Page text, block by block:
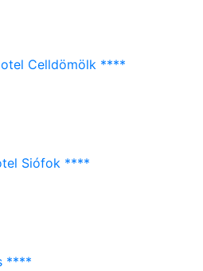
Celldömölk ****
Siófok ****
****